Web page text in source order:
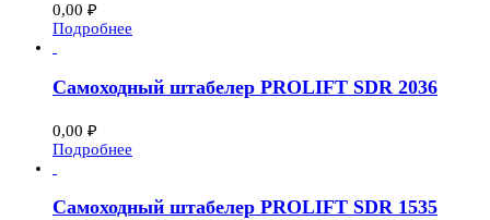
0,00 ₽
Подробнее
Самоходный штабелер PROLIFT SDR 2036
0,00 ₽
Подробнее
Самоходный штабелер PROLIFT SDR 1535